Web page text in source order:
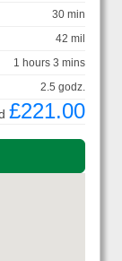
30 min
42 mil
1 hours 3 mins
2.5 godz.
£221.00